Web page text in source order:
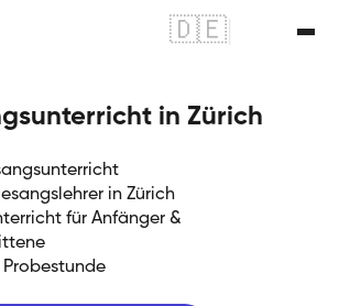
🇩🇪
in Zürich
in Zürich
für Anfänger &
Probestunde